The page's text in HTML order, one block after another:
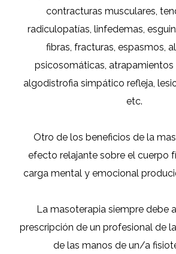
contracturas musculares,
radiculopatías, linfedemas,
fibras, fracturas, espasmos,
psicosomáticas, atrapamientos
algodistrofia simpático refleja,
etc.
Otro de los beneficios de la
efecto relajante sobre el cuerpo
carga mental y emocional
La masoterapia siempre debe
prescripción de un profesional de
de las manos de un/a